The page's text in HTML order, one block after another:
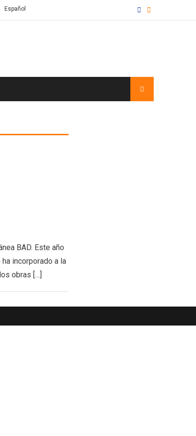
Español
BAD. Este año
incorporado a la
obras […]